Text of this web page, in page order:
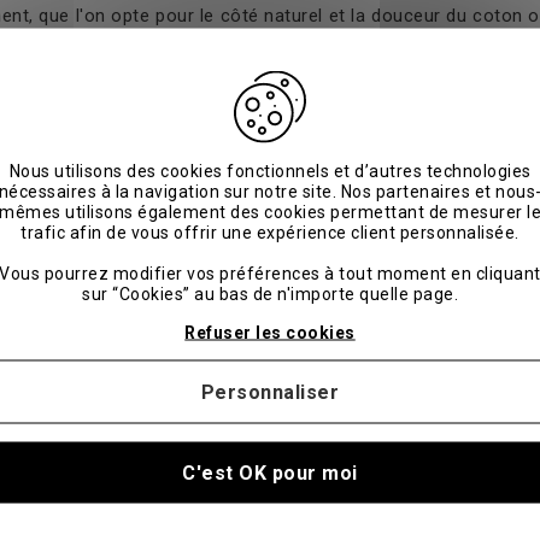
que l'on opte pour le côté naturel et la douceur du coton
et d'un sommeil réparateur.
pour les peaux sensibles
les personnes à la peau sensible, offrant une
synthétiques, le coton bio préserve la qualité
bio un choix idéal pour ceux qui cherchent à minimiser
pour sa grande respirabilité et sa capacité à réguler
de culture durable ajoute une valeur éthique et
hypoallergéniques
privilégiez un lavage avec des détergents doux
qui peuvent altérer leurs propriétés
Nous utilisons des cookies fonctionnels et d’autres technologies
nécessaires à la navigation sur notre site. Nos partenaires et nous-
mêmes utilisons également des cookies permettant de mesurer le
trafic afin de vous offrir une expérience client personnalisée.
Vous pourrez modifier vos préférences à tout moment en cliquant
sur “Cookies” au bas de n'importe quelle page.
C'est OK pour moi
Refuser les cookies
Personnaliser